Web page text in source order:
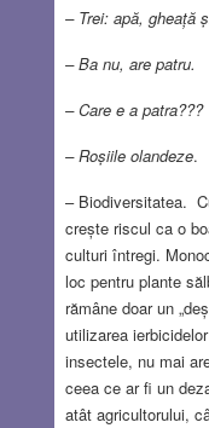
– Trei: apă, gheață
– Ba nu, are patru.
– Care e a patra???
– Roșiile olandeze.
– Biodiversitatea.
crește riscul ca o
culturi întregi.
loc pentru plante
rămâne doar un
utilizarea
insectele, nu mai
ceea ce ar fi un
atât agricultorului,